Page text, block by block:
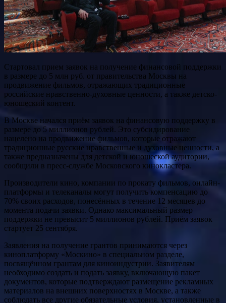
Стартовал прием заявок на получение финансовой поддержки
в размере до 5 млн руб. от правительства Москвы на
продвижение фильмов, отражающих традиционные
российские нравственно-духовные ценности, а также детско-
юношеский контент.
В Москве начался приём заявок на финансовую поддержку в
размере до 5 миллионов рублей. Это субсидирование
нацелено на продвижение фильмов, которые отражают
традиционные русские нравственные и духовные ценности, а
также предназначены для детской и юношеской аудитории,
сообщили в пресс-службе Московского кинокластера.
Производители кино, компании по прокату фильмов, онлайн-
платформы и телеканалы могут получить компенсацию до
70% своих расходов, понесённых в течение 12 месяцев до
момента подачи заявки. Однако максимальный размер
поддержки не превысит 5 миллионов рублей. Приём заявок
стартует 25 сентября.
Заявления на получение грантов принимаются через
киноплатформу «Москино» в специальном разделе,
посвящённом грантам для киноиндустрии. Заявителям
необходимо создать и подать заявку, включающую пакет
документов, которые подтверждают размещение рекламных
материалов на внешних поверхностях в Москве, а также
соблюдать все другие обязательные условия, установленные в